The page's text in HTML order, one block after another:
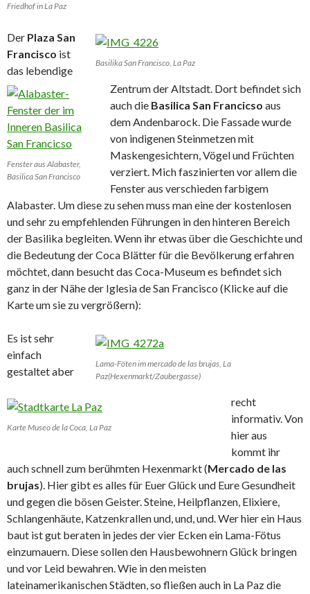
Friedhof in La Paz
Basilika San Francisco, La Paz
Fenster aus Alabaster,
Basilica San Francisco
Der Plaza San
Francisco ist
das lebendige
Zentrum der Altstadt. Dort befindet sich
auch die Basilica San Francicso aus
dem Andenbarock. Die Fassade wurde
von indigenen Steinmetzen mit
Maskengesichtern, Vögel und Früchten
verziert. Mich faszinierten vor allem die
Fenster aus verschieden farbigem
Alabaster. Um diese zu sehen muss man eine der kostenlosen
und sehr zu empfehlenden Führungen in den hinteren Bereich
der Basilika begleiten. Wenn ihr etwas über die Geschichte und
die Bedeutung der Coca Blätter für die Bevölkerung erfahren
möchtet, dann besucht das Coca-Museum es befindet sich
ganz in der Nähe der Iglesia de San Francisco (Klicke auf die
Karte um sie zu vergrößern):
Lama-Föten im mercado de las brujas, La
Paz(Hexenmarkt/Zaubergasse)
Karte Museo de la Coca, La Paz
Es ist sehr
einfach
gestaltet aber
recht
informativ.Von
hier aus
kommt ihr
auch schnell zum berühmten Hexenmarkt (Mercado de las
brujas). Hier gibt es alles für Euer Glück und Eure Gesundheit
und gegen die bösen Geister. Steine, Heilpflanzen, Elixiere,
Schlangenhäute, Katzenkrallen und, und, und. Wer hier ein Haus
baut ist gut beraten in jedes der vier Ecken ein Lama-Fötus
einzumauern. Diese sollen den Hausbewohnern Glück bringen
und vor Leid bewahren. Wie in den meisten
lateinamerikanischen Städten, so fließen auch in La Paz die